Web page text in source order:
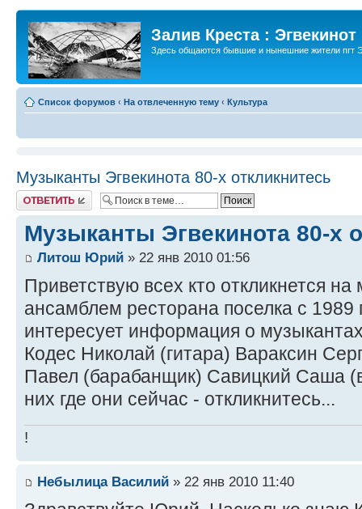
Залив Креста : Эгвекинот
Здесь общаются бывшие и нынешние жители пгт
Список форумов ‹ На отвлеченную тему ‹ Культура
Музыканты Эгвекинота 80-х откликнитесь
Ответить
Музыканты Эгвекинота 80-х
Литош Юрий » 22 янв 2010 01:56
Приветствую всех кто откликнется
ансамблем ресторана поселка с 1989
интересует информация о
Кодес Николай (гитара) Вараксин
Павел (барабанщик) Савицкий Саша
них где они сейчас - откликнитесь...
!
Небылица Василий » 22 янв 2010 11:40